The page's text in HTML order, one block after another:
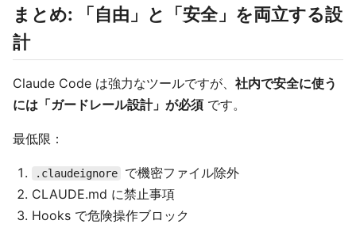
まとめ: 「自由」と「安全」を両立する設
計
Claude Code は強力なツールですが、 社内で安全に使う
には「ガードレール設計」が必須 です。
最低限：
.claudeignore
で機密ファイル除外
CLAUDE.md に禁止事項
Hooks で危険操作ブロック